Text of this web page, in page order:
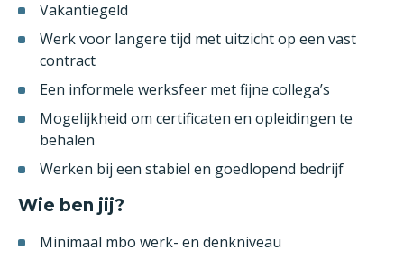
Vakantiegeld
Werk voor langere tijd met uitzicht op een vast
contract
Een informele werksfeer met fijne collega’s
Mogelijkheid om certificaten en opleidingen te
behalen
Werken bij een stabiel en goedlopend bedrijf
Wie ben jij?
Minimaal mbo werk- en denkniveau